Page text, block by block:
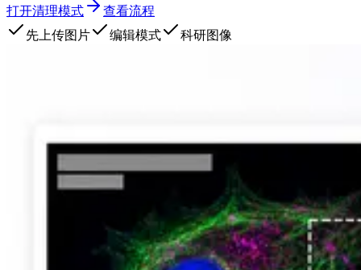
打开清理模式
查看流程
先上传图片
编辑模式 科研图像